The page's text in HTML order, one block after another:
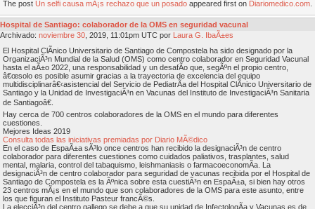
The post Un selfi causa mÃ¡s rechazo que un posado appeared first on Diariomedico.com
Hospital de Santiago: colaborador de la OMS en seguridad vacunal
Archivado: noviembre 30 , 2019, 11:01pm UTC por Laura G. IbaÃ±es
El Hospital ClÃ­nico Universitario de Santiago de Compostela ha sido designado por la
OrganizaciÃ³n Mundial de la Salud (OMS) como centro colaborador en Seguridad Vacunal
hasta el aÃ±o 2022, una responsabilidad y un desafÃ­o que, segÃºn el propio centro,
â€œsolo es posible asumir gracias a la trayectoria de excelencia del equipo
multidisciplinarâ€‹asistencial del Servicio de PediatrÃ­a del Hospital ClÃ­nico Universitario de
Santiago y la Unidad de InvestigaciÃ³n en Vacunas del Instituto de InvestigaciÃ³n Sanitaria
de Santiagoâ€.
Hay cerca de 700 centros colaboradores de la OMS en el mundo para diferentes
cuestiones.
Mejores Ideas 2019
Consulta todas las iniciativas premiadas por Diario MÃ©dico
En el caso de EspaÃ±a sÃ³lo once centros han recibido la designaciÃ³n de centro
colaborador para diferentes cuestiones como cuidados paliativos, trasplantes, salud
mental, malaria, control del tabaquismo, leishmaniasis o farmacoeconomÃ­a. La
designaciÃ³n de centro colaborador para seguridad de vacunas recibida por el Hospital de
Santiago de Compostela es la Ãºnica sobre esta cuestiÃ³n en EspaÃ±a, si bien hay otros
23 centros mÃ¡s en el mundo que son colaboradores de la OMS para este asunto, entre
los que figuran el Instituto Pasteur francÃ©s.
La elecciÃ³n del centro gallego se debe a que su unidad de InfectologÃ­a y Vacunas es de